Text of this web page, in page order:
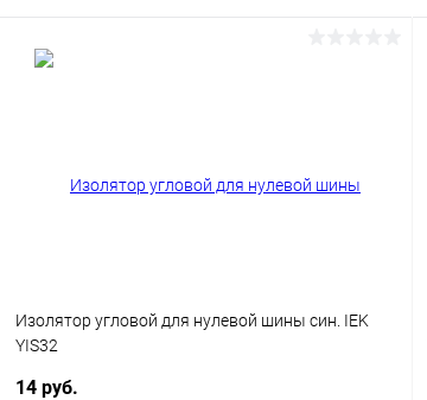
Изолятор угловой для нулевой шины син. IEK
YIS32
14 руб.